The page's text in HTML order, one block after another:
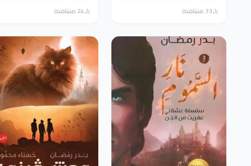
33 مشاهدة 24 مشاهدة